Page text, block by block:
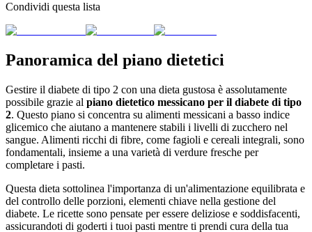
Condividi questa lista
Panoramica del piano dietetici
Gestire il diabete di tipo 2 con una dieta gustosa è assolutamente
possibile grazie al piano dietetico messicano per il diabete di tipo
2. Questo piano si concentra su alimenti messicani a basso indice
glicemico che aiutano a mantenere stabili i livelli di zucchero nel
sangue. Alimenti ricchi di fibre, come fagioli e cereali integrali, sono
fondamentali, insieme a una varietà di verdure fresche per
completare i pasti.
Questa dieta sottolinea l'importanza di un'alimentazione equilibrata e
del controllo delle porzioni, elementi chiave nella gestione del
diabete. Le ricette sono pensate per essere deliziose e soddisfacenti,
assicurandoti di goderti i tuoi pasti mentre ti prendi cura della tua